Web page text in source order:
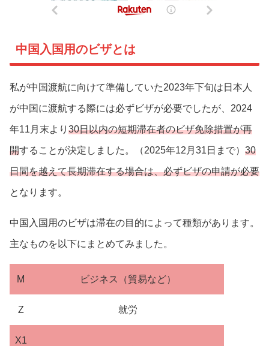
中国入国用のビザとは
私が中国渡航に向けて準備していた2023年下旬は日本人
が中国に渡航する際には必ずビザが必要でしたが、2024
年11月末より 30日以内の短期滞在者のビザ免除措置が再
開することが決定しました。（2025年12月31日まで） 30
日間を越えて長期滞在する場合は、必ずビザの申請が必要
となります。
中国入国用のビザは滞在の目的によって種類があります。
主なものを以下にまとめてみました。
M ビジネス（貿易など）
Z 就労
X1